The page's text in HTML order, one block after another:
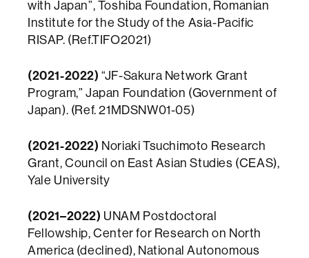
with Japan”, Toshiba Foundation, Romanian
Institute for the Study of the Asia-Pacific
RISAP. (Ref.TIFO2021)
(2021-2022) “JF-Sakura Network Grant
Program,” Japan Foundation (Government of
Japan). (Ref. 21MDSNW01-05)
(2021-2022) Noriaki Tsuchimoto Research
Grant, Council on East Asian Studies (CEAS),
Yale University
(2021–2022) UNAM Postdoctoral
Fellowship, Center for Research on North
America (declined), National Autonomous